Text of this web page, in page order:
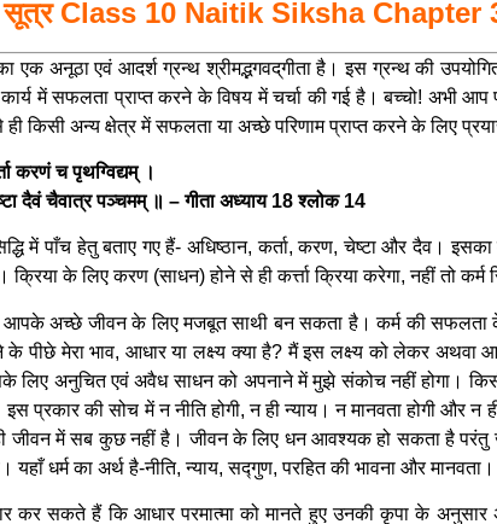
Class 10 Naitik Siksha Chapter
का एक अनूठा एवं आदर्श ग्रन्थ श्रीमद्भगवद्‌गीता है। इस ग्रन्थ की
में सफलता प्राप्त करने के विषय में चर्चा की गई है। बच्चो! अभी
किसी अन्य क्षेत्र में सफलता या अच्छे परिणाम प्राप्त करने के लिए
करणं च पृथग्विद्यम् ।
दैवं चैवात्र पञ्चमम् ॥ – गीता अध्याय 18 श्लोक 14
में पाँच हेतु बताए गए हैं- अधिष्ठान, कर्ता, करण, चेष्टा और दैव।
क्रिया के लिए करण (साधन) होने से ही कर्त्ता क्रिया करेगा, नहीं तो कर्म
अच्छे जीवन के लिए मजबूत साथी बन सकता है। कर्म की सफलता के
के पीछे मेरा भाव, आधार या लक्ष्य क्या है? मैं इस लक्ष्य को लेकर अथवा
लिए अनुचित एवं अवैध साधन को अपनाने में मुझे संकोच नहीं होगा।
इस प्रकार की सोच में न नीति होगी, न ही न्याय। न मानवता होगी
जीवन में सब कुछ नहीं है। जीवन के लिए धन आवश्यक हो सकता है परंतु
धर्म का अर्थ है-नीति, न्याय, सद्गुण, परहित की भावना और मानवता।
कर सकते हैं कि आधार परमात्मा को मानते हुए उनकी कृपा के अनुसार